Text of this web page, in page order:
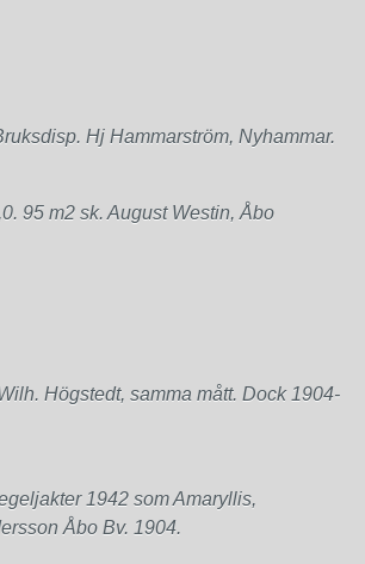
Hj Hammarström, Nyhammar.
95 m2 sk. August Westin, Åbo
Högstedt, samma mått. Dock 1904-
1942 som Amaryllis,
Åbo Bv. 1904.